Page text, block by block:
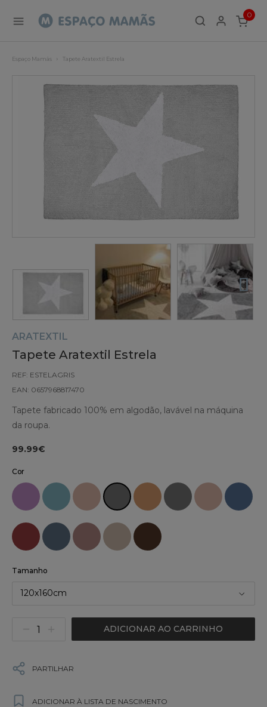
0
ITEMS
Espaço Mamãs Tapete Aratextil Estrela
ARATEXTIL
Tapete Aratextil Estrela
REF: ESTELAGRIS
EAN: 0657968817470
Tapete fabricado 100% em algodão, lavável na máquina
da roupa.
99.99€
Cor
Tamanho
120x160cm
ADICIONAR AO CARRINHO
PARTILHAR
ADICIONAR À LISTA DE NASCIMENTO